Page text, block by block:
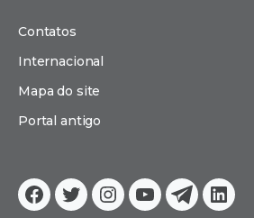
Facebook
TwitterInstagram
YouTube
Telegram
Contatos
Internacional
Mapa do site
Portal antigo